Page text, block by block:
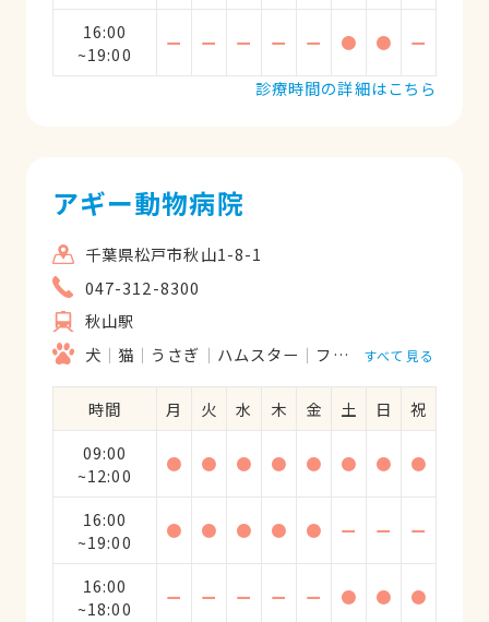
16:00
~19:00
ー ー ー ー ー ● ●
ー
診療時間の詳細はこちら
アギー動物病院
千葉県松戸市秋山1-8-1
047-312-8300
秋山駅
犬
猫 うさぎ ハムスター フェレット すべて見る
時間 月 火 水 木 金 土 日
祝
09:00
~12:00
● ● ● ● ● ● ● ●
16:00
~19:00
● ● ● ● ● ー ー ー
16:00
~18:00
ー ー ー ー ー ● ●
●